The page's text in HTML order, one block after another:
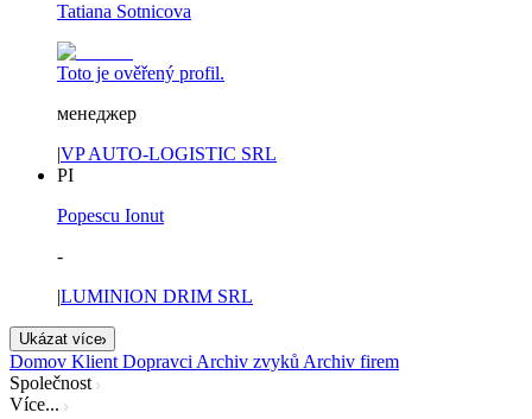
Tatiana Sotnicova
Toto je ověřený profil.
менеджер
|VP AUTO-LOGISTIC SRL
PI
Popescu Ionut
-
|LUMINION DRIM SRL
Ukázat více
Domov Klient Dopravci Archiv zvyků Archiv firem
Společnost
Více...